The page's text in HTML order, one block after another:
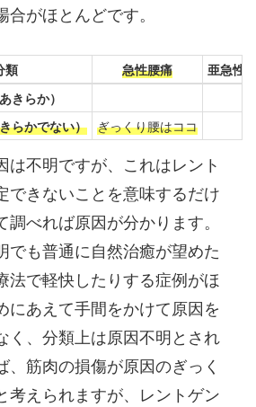
がほとんどです。
類 急性腰痛
亜急性
きらか）
らかでない） ぎっくり腰はココ
は不明ですが、これはレント
できないことを意味するだけ
べれば原因が分かります。
でも普通に自然治癒が望めた
法で軽快したりする症例がほ
にあえて手間をかけて原因を
く、分類上は原因不明とされ
、筋肉の損傷が原因のぎっく
考えられますが、レントゲン